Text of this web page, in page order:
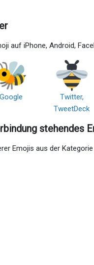
auf iPhone, Android,
Google
Twitter,
TweetDeck
stehendes
Emojis aus der Kategorie